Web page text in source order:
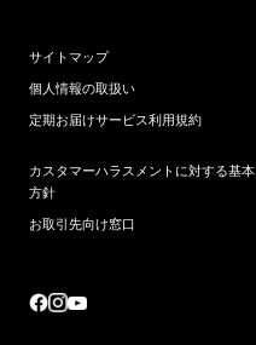
サイトマップ
個人情報の取扱い
定期お届けサービス利用規約
カスタマーハラスメントに対する基本
方針
お取引先向け窓口